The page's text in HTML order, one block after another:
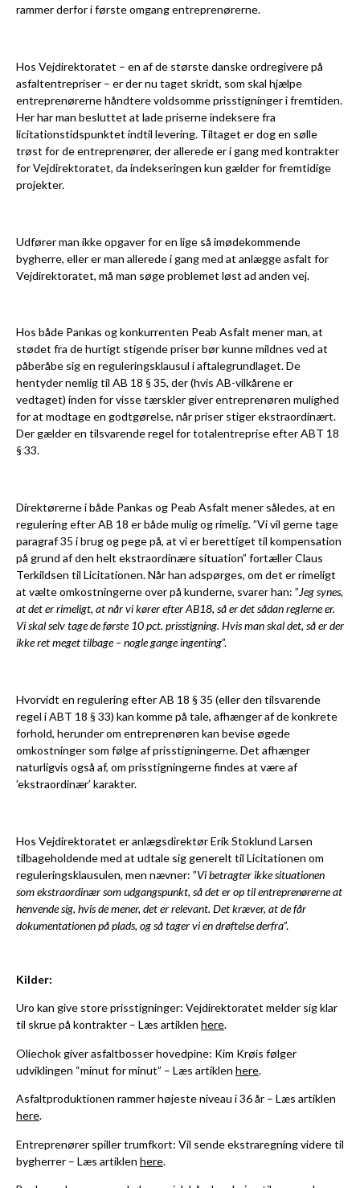
rammer derfor i første omgang entreprenørerne.
Hos Vejdirektoratet – en af de største danske ordregivere på
asfaltentrepriser – er der nu taget skridt, som skal hjælpe
entreprenørerne håndtere voldsomme prisstigninger i fremtiden.
Her har man besluttet at lade priserne indeksere fra
licitationstidspunktet indtil levering. Tiltaget er dog en sølle
trøst for de entreprenører, der allerede er i gang med kontrakter
for Vejdirektoratet, da indekseringen kun gælder for fremtidige
projekter.
Udfører man ikke opgaver for en lige så imødekommende
bygherre, eller er man allerede i gang med at anlægge asfalt for
Vejdirektoratet, må man søge problemet løst ad anden vej.
Hos både Pankas og konkurrenten Peab Asfalt mener man, at
stødet fra de hurtigt stigende priser bør kunne mildnes ved at
påberåbe sig en reguleringsklausul i aftalegrundlaget. De
hentyder nemlig til AB 18 § 35, der (hvis AB-vilkårene er
vedtaget) inden for visse tærskler giver entreprenøren mulighed
for at modtage en godtgørelse, når priser stiger ekstraordinært.
Der gælder en tilsvarende regel for totalentreprise efter ABT 18
§ 33.
Direktørerne i både Pankas og Peab Asfalt mener således, at en
regulering efter AB 18 er både mulig og rimelig. ”Vi vil gerne tage
paragraf 35 i brug og pege på, at vi er berettiget til kompensation
på grund af den helt ekstraordinære situation” fortæller Claus
Terkildsen til Licitationen. Når han adspørges, om det er rimeligt
at vælte omkostningerne over på kunderne, svarer han: ”Jeg synes,
at det er rimeligt, at når vi kører efter AB18, så er det sådan reglerne er.
Vi skal selv tage de første 10 pct. prisstigning. Hvis man skal det, så er der
ikke ret meget tilbage – nogle gange ingenting”.
Hvorvidt en regulering efter AB 18 § 35 (eller den tilsvarende
regel i ABT 18 § 33) kan komme på tale, afhænger af de konkrete
forhold, herunder om entreprenøren kan bevise øgede
omkostninger som følge af prisstigningerne. Det afhænger
naturligvis også af, om prisstigningerne findes at være af
’ekstraordinær’ karakter.
Hos Vejdirektoratet er anlægsdirektør Erik Stoklund Larsen
tilbageholdende med at udtale sig generelt til Licitationen om
reguleringsklausulen, men nævner: ”Vi betragter ikke situationen
som ekstraordinær som udgangspunkt, så det er op til entreprenørerne at
henvende sig, hvis de mener, det er relevant. Det kræver, at de får
dokumentationen på plads, og så tager vi en drøftelse derfra”.
Kilder:
Uro kan give store prisstigninger: Vejdirektoratet melder sig klar
til skrue på kontrakter – Læs artiklen here.
Oliechok giver asfaltbosser hovedpine: Kim Krøis følger
udviklingen “minut for minut” – Læs artiklen here.
Asfaltproduktionen rammer højeste niveau i 36 år – Læs artiklen
here.
Entreprenører spiller trumfkort: Vil sende ekstraregning videre til
bygherrer – Læs artiklen here.